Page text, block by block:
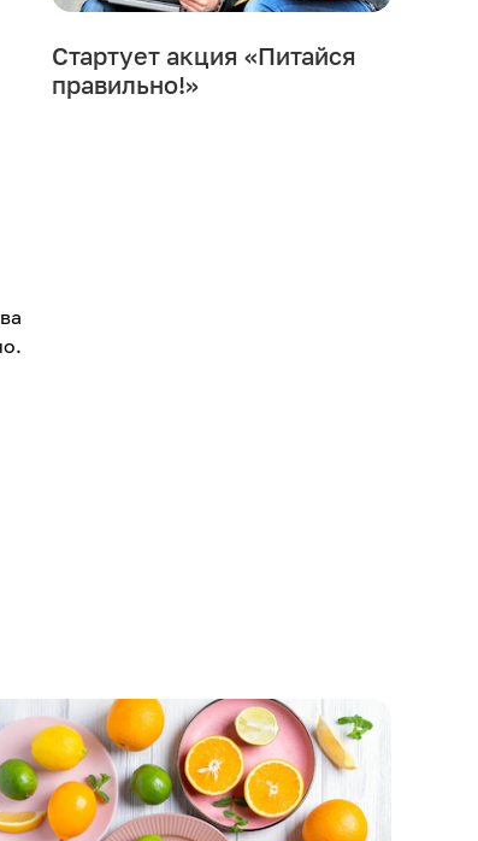
Стартует акция «Питайся
правильно!»